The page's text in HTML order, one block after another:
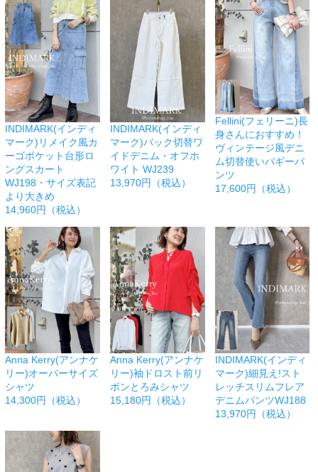
INDIMARK(インディ
マーク)リメイク風カ
ーゴポケット台形ロ
ングスカート
WJ198・サイズ表記
より大きめ
14,960円（税込）
INDIMARK(インディ
マーク)バック切替ワ
イドデニム・オフホ
ワイト WJ239
13,970円（税込）
Fellini(フェリーニ)長
身さんにおすすめ！
ヴィンテージ風デニ
ム切替使いバギーパ
ンツ
17,600円（税込）
Anna Kerry(アンナケ
リー)オーバーサイズ
シャツ
14,300円（税込）
Anna Kerry(アンナケ
リー)袖ドロスト前リ
ボンとろみシャツ
15,180円（税込）
INDIMARK(インディ
マーク)細見え!スト
レッチスリムフレア
デニムパンツWJ188
13,970円（税込）